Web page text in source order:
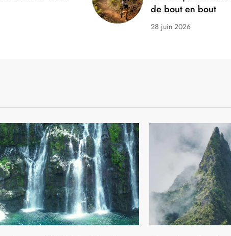
: 8
votre
Ultra trail diagonale
le défi qui traverse La
La Réunion : 8
améliorer votre
Ultra trail
le défi qui traverse
de bout en bout
28 juin 2026